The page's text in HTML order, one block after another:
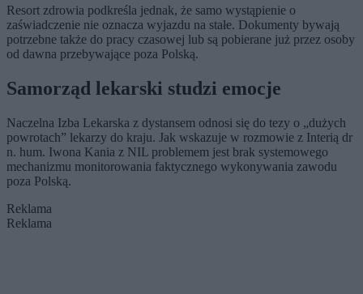
Resort zdrowia podkreśla jednak, że samo wystąpienie o
zaświadczenie nie oznacza wyjazdu na stałe. Dokumenty bywają
potrzebne także do pracy czasowej lub są pobierane już przez osoby
od dawna przebywające poza Polską.
Samorząd lekarski studzi emocje
Naczelna Izba Lekarska z dystansem odnosi się do tezy o „dużych
powrotach” lekarzy do kraju. Jak wskazuje w rozmowie z Interią dr
n. hum. Iwona Kania z NIL problemem jest brak systemowego
mechanizmu monitorowania faktycznego wykonywania zawodu
poza Polską.
Reklama
Reklama